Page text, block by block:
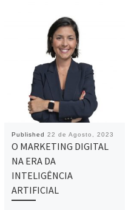
Published 22 de Agosto, 2023
O MARKETING DIGITAL
NA ERA DA
INTELIGÊNCIA
ARTIFICIAL